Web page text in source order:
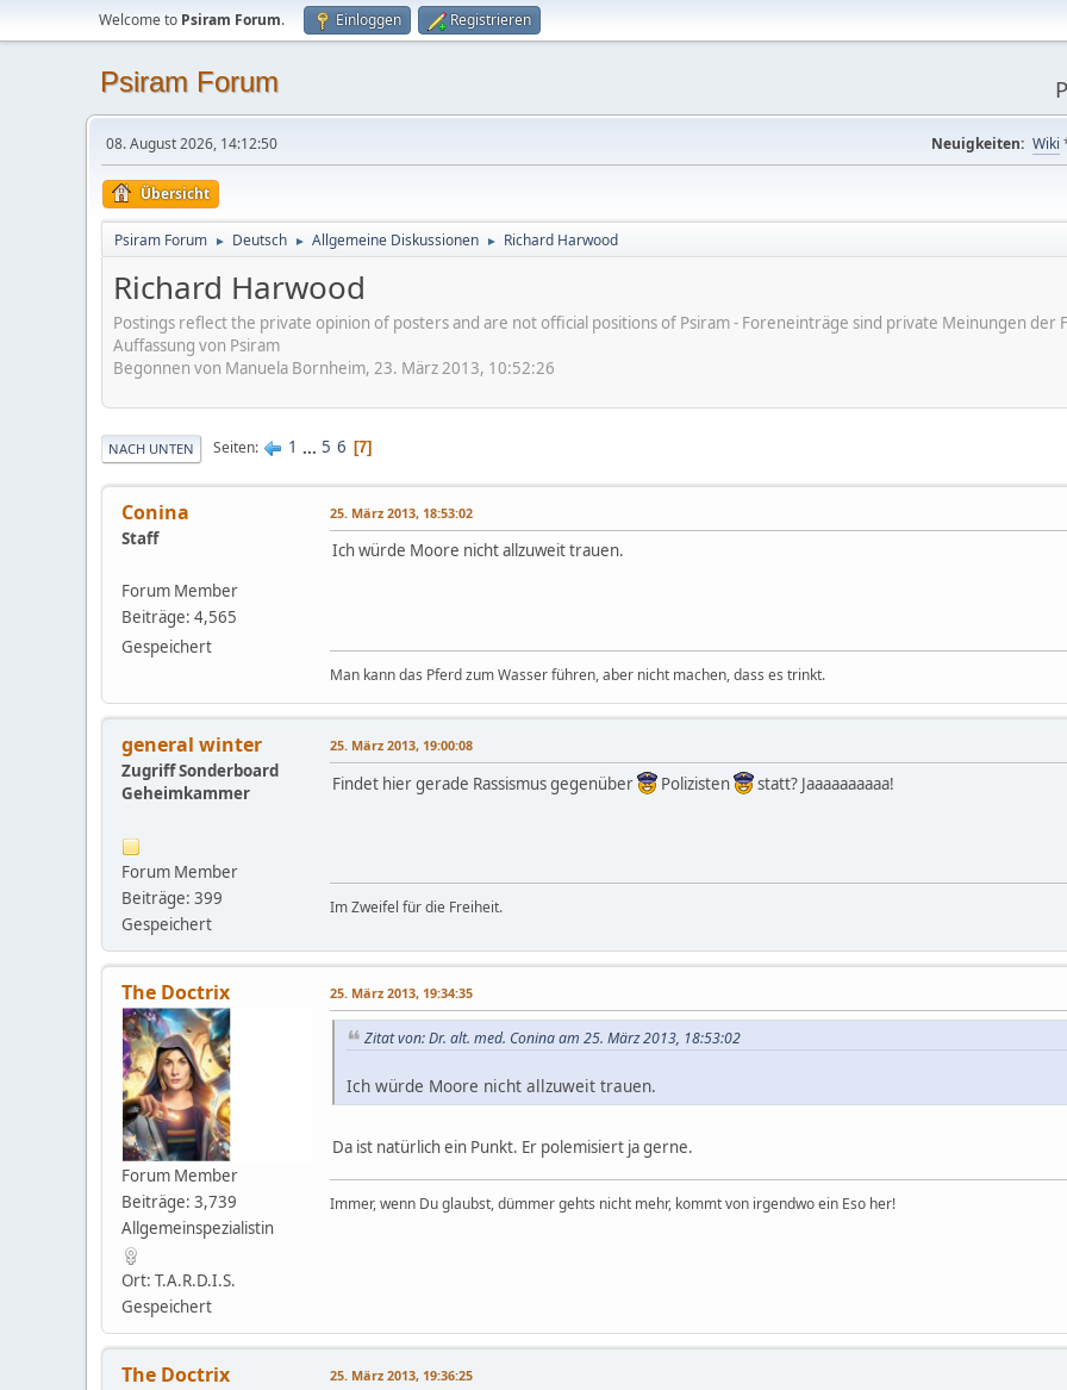
Welcome to Psiram Forum. Einloggen Registrieren
Psiram Forum
08. August 2026, 14:12:50 Neuigkeiten: Wiki
Übersicht
Psiram Forum ► Deutsch ► Allgemeine Diskussionen ► Richard Harwood
Richard Harwood
Postings reflect the private opinion of posters and are not official positions of Psiram - Foreneinträge sind private Meinungen
Auffassung von Psiram
Begonnen von Manuela Bornheim, 23. März 2013, 10:52:26
NACH UNTEN Seiten 1 ... 5 6 7
Conina
Staff
Forum Member
Beiträge: 4,565
Gespeichert
25. März 2013, 18:53:02
Ich würde Moore nicht allzuweit trauen.
Man kann das Pferd zum Wasser führen, aber nicht machen, dass es trinkt.
general winter
Zugriff Sonderboard
Geheimkammer
Forum Member
Beiträge: 399
Gespeichert
25. März 2013, 19:00:08
Findet hier gerade Rassismus gegenüber Polizisten statt? Jaaaaaaaaaa!
Im Zweifel für die Freiheit.
The Doctrix
Forum Member
Beiträge: 3,739
Allgemeinspezialistin
Ort: T.A.R.D.I.S.
Gespeichert
25. März 2013, 19:34:35
Zitat von: Dr. alt. med. Conina am 25. März 2013, 18:53:02
Ich würde Moore nicht allzuweit trauen.
Da ist natürlich ein Punkt. Er polemisiert ja gerne.
Immer, wenn Du glaubst, dümmer gehts nicht mehr, kommt von irgendwo ein Eso her!
The Doctrix 25. März 2013, 19:36:25